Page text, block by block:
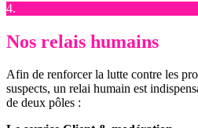
4.
Nos relais humains
Afin de renforcer la lutte contre les
suspects, un relai humain est
de deux pôles :